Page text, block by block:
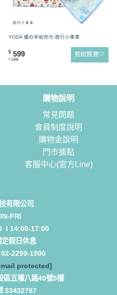
YODA 優の手帕兜巾-旅行小車車
$ 599
$ 749
買給寶寶🤍
購物說明
常見問題
會員制度說明
購物金說明
門市據點
客服中心(官方Line)
有限公司
FRI
l 14:00-17:00
假日休息
02-2299-1900
protected]
區五權八路40號5樓
53432787